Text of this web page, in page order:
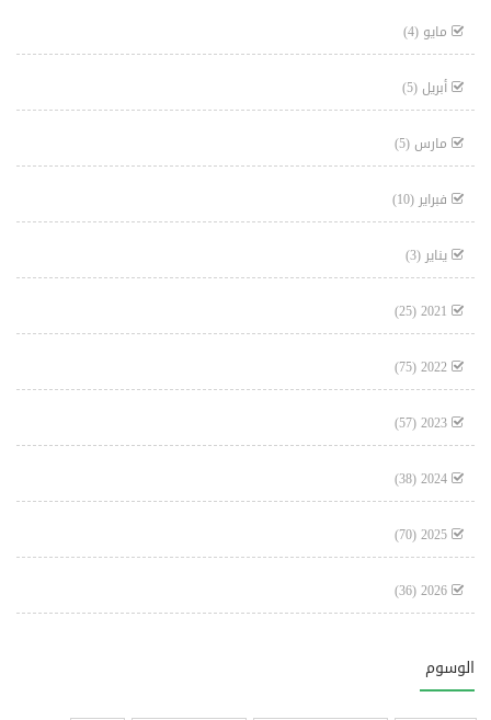
مايو (4)
أبريل (5)
مارس (5)
فبراير (10)
يناير (3)
(25)
(75)
(57)
(38)
(70)
(36)
الوسوم